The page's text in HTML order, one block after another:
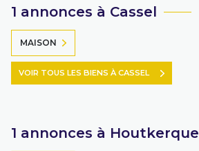
1 annonces à Cassel
MAISON
VOIR TOUS LES BIENS À CASSEL
1 annonces à Houtkerque